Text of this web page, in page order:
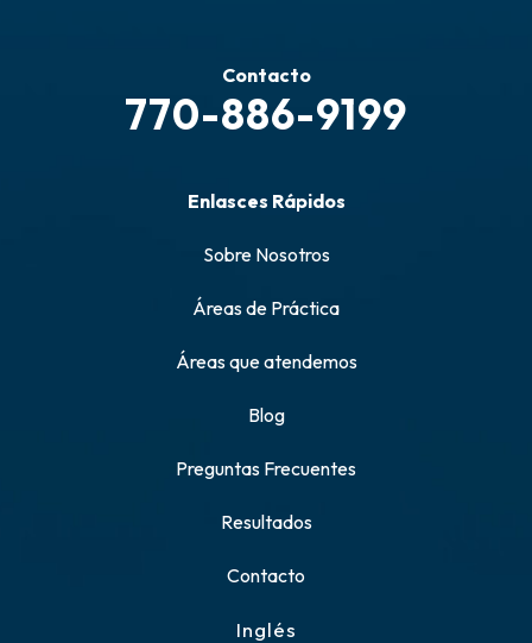
Contacto
770-886-9199
Enlasces Rápidos
Sobre Nosotros
Áreas de Práctica
Áreas que atendemos
Blog
Preguntas Frecuentes
Resultados
Contacto
Inglés